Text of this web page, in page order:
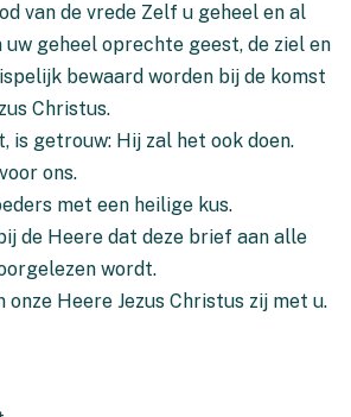
van de vrede Zelf u geheel en al
uw geheel oprechte geest, de ziel en
bewaard worden bij de komst
Christus.
is getrouw: Hij zal het ook doen.
ons.
met een heilige kus.
de Heere dat deze brief aan alle
wordt.
onze Heere Jezus Christus zij met u.